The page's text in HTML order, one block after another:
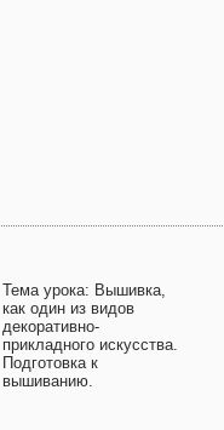
Тема урока: Вышивка,
как один из видов
декоративно-
прикладного искусства.
Подготовка к
вышиванию.